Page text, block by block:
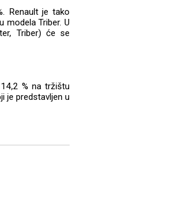
Renault je tako
modela Triber. U
Triber) će se
% na tržištu
je predstavljen u